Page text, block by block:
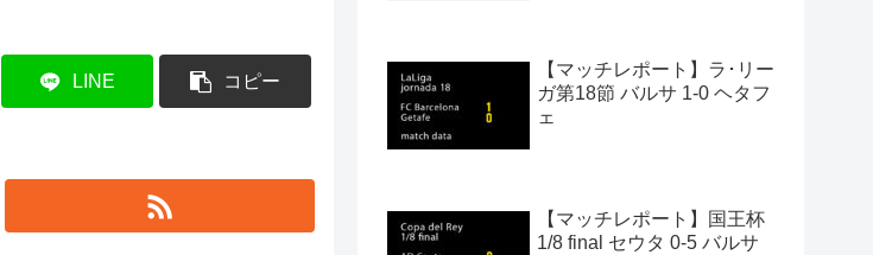
LINE コピー
【マッチレポート】ラ･リー
ガ第18節 バルサ 1-0 ヘタフ
ェ
【マッチレポート】国王杯
1/8 final セウタ 0-5 バルサ